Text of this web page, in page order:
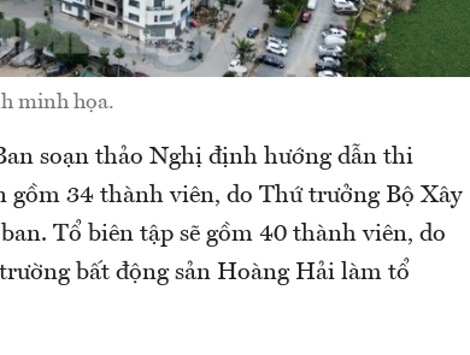
minh họa.
soạn thảo Nghị định hướng dẫn thi
34 thành viên, do Thứ trưởng Bộ Xây
Tổ biên tập sẽ gồm 40 thành viên, do
bất động sản Hoàng Hải làm tổ